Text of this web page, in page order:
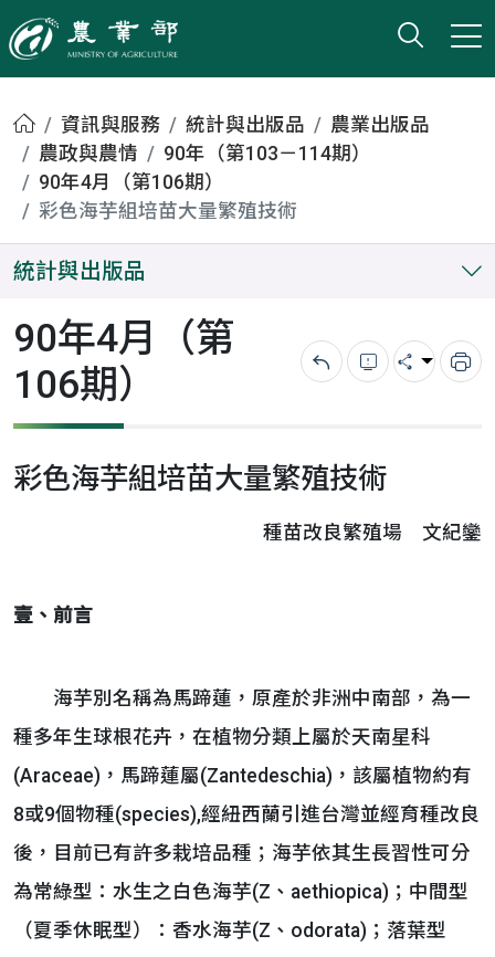
農業部
打開
小版
首頁資訊與服務 統計與出版品
農業出版品
農政與農情
90年（第103－114期）
90年4月（第106期）
彩色海芋組培苗大量繁殖技術
統計與出版品
90年4月（第
106期）
回上一頁錯誤回報
分享 列
彩色海芋組培苗大量繁殖技術
種苗改良繁殖場 文紀鑾
壹、前言
海芋別名稱為馬蹄蓮，原產於非洲中南部，為一
種多年生球根花卉，在植物分類上屬於天南星科
(Araceae)，馬蹄蓮屬(Zantedeschia)，該屬植物約有
8或9個物種(species),經紐西蘭引進台灣並經育種改良
後，目前已有許多栽培品種；海芋依其生長習性可分
為常綠型：水生之白色海芋(Z、aethiopica)；中間型
（夏季休眠型）：香水海芋(Z、odorata)；落葉型